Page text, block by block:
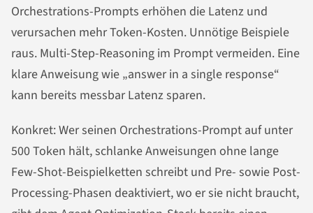
Orchestrations-Prompts erhöhen die Latenz und
verursachen mehr Token-Kosten. Unnötige Beispiele
raus. Multi-Step-Reasoning im Prompt vermeiden. Eine
klare Anweisung wie „answer in a single response“
kann bereits messbar Latenz sparen.
Konkret: Wer seinen Orchestrations-Prompt auf unter
500 Token hält, schlanke Anweisungen ohne lange
Few-Shot-Beispielketten schreibt und Pre- sowie Post-
Processing-Phasen deaktiviert, wo er sie nicht braucht,